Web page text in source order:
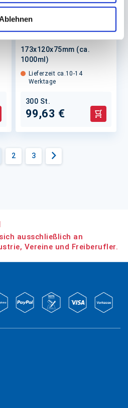
Ablehnen
Warenkorb
Schale Kraft/PLA
173x120x75mm (ca.
1000ml)
Lieferzeit ca.10-14
Werktage
300 St.
99,63 € In den
Seite
Seite
2 Seite
3
ausschließlich an
Vereine und Freiberufler.